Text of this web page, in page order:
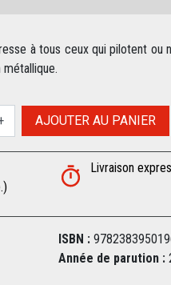
à tous ceux qui pilotent ou
AJOUTER AU PANIER
Livraison
ISBN :
Année de parution :